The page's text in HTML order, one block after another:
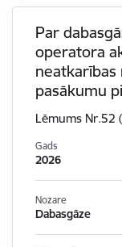
Par
operatora
neatkarības
pasākumu
Lēmums Nr.52
Gads
2026
Nozare
Dabasgāze